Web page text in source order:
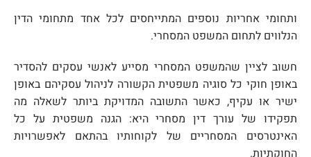
ותחומי אחריות נוספים המתייחסים לכל אחד מתחומי הדין
הנלווים לתחום המשפט המסחרי.
חשוב לציין שהמשפט המסחרי מסייע לאנשי עסקים להסדיר
באופן חוקי כל סוגיה משפטית הקשורה לניהול עסקיהם באופן
ישיר או עקיף, כאשר התשובה המדויקת ביותר לשאלה מה
תפקידו של עורך דין מסחרי היא: הגנה משפטית על כל
האינטרסים המסחריים של לקוחותיו בהתאם לאפשרויות
החוקתיות.